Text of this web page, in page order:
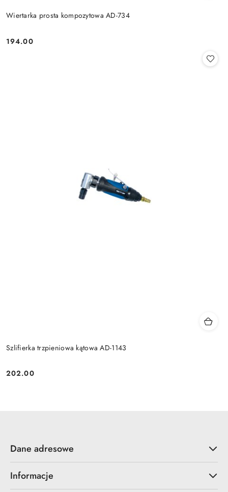
Wiertarka prosta kompozytowa AD-734
Cena:
194.00
Szlifierka trzpieniowa kątowa AD-1143
Cena:
202.00
Dane adresowe
Informacje